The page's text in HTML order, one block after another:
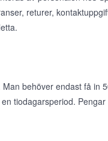
returer,
behöver endast få in
tiodagarsperiod.